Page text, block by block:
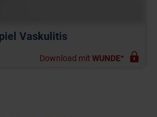
Vaskulitis
Download mit WUNDE⁺